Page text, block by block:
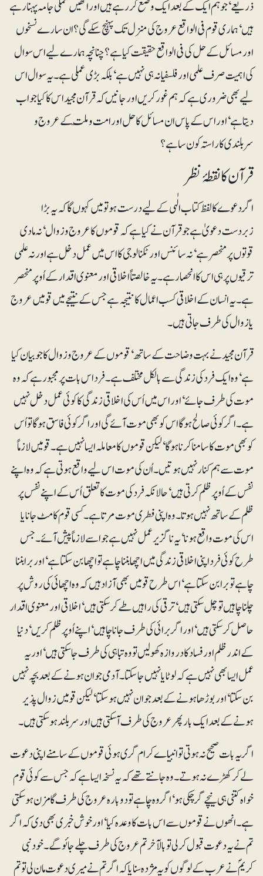
ذریعے‘ جو ہم ایک کے بعد ایک وضع کررہے ہیں اور انھیں عملی جامہ پہنا رہے
ہیں‘ ہماری قوم فی الواقع عروج کی منزل تک پہنچ سکے گی؟ ان سارے نسخوں
اور مسائل کے حل کی فی الواقع حقیقت کیا ہے؟ چنانچہ ہمارے لیے اس سوال
کی اہمیت صرف علمی اور فلسفیانہ ہی نہیں ہے‘ بلکہ بڑی عملی ہے۔ یہ سوال اس
لیے بھی ضروری ہے کہ ہم غور کریں اور جانیں کہ قرآن مجید اس کا کیا جواب
دیتا ہے‘ اوراس کے پاس ان مسائل کا حل اور امت و ملّت کے عروج و
سربلندی کا راستہ کون سا ہے؟
قرآن کا نقطۂ نظر
اگر دعوے کا لفظ کتاب الٰہی کے لیے درست ہو تو میں کہوں گا کہ یہ بڑا
زبردست دعویٰ ہے جو قرآن نے کیا ہے کہ قوموں کا عروج و زوال‘ نہ مادی
قوتوں پر منحصر ہے‘ نہ سائنس اور ٹکنالوجی کا اس میں عمل دخل ہے اور نہ علمی
ترقیوں پر ہی اس کا انحصار ہے۔ یہ خالصتاً اخلاقی اور معنوی اقدار کے اُوپر منحصر
ہے۔ یہ انسان کے اخلاقی کسب اعمال کا نتیجہ ہے جس کے نتیجے میں قومیں عروج
یا زوال کی طرف جاتی ہیں۔
قرآن مجید نے بہت وضاحت کے ساتھ‘ قوموں کے عروج و زوال کا جو بیان کیا
ہے‘ وہ ایک فرد کی زندگی سے بالکل مختلف ہے۔ فرد اس بات پر مجبور ہے کہ وہ
موت کی طرف جائے‘ اور اس میں اُس کی اخلاقی زندگی کا کوئی عمل دخل نہیں
ہے۔ اگر کوئی صالح ہوگا اس کو بھی موت آئے گی اور اگر کوئی فاسق ہوگا تو اُس
کو بھی موت کا سامنا کرنا ہوگا‘ لیکن قوموں کا معاملہ ایسا نہیں ہے۔ قومیں لازماً
موت سے ہم کنار نہیں ہوتیں۔ اُن کی موت اس لیے واقع ہوتی ہے کہ وہ اپنے
نفس کے اُوپر ظلم کرتی ہیں‘ حالانکہ فرد کی موت کا تعلق اُس کے اپنے نفس پر
ظلم کے ساتھ نہیں ہوتا۔ وہ اپنی فطری موت مرتا ہے۔ کسی قوم کا مٹ جانا یا
اس کی موت واقع ہونا‘ یہ ناگزیر عمل نہیں ہے جو اسے لازماً پیش آئے۔ جس
طرح کوئی فرد اپنی اخلاقی زندگی میں اچھا بننا چاہے تو اچھا بن سکتا ہے‘ اور برا بننا
چاہے تو برا بن سکتا ہے ‘ اس طرح قومیں بھی آزاد ہیں کہ وہ اچھائی کی روش پر
چلنا چاہیں تو چل سکتی ہیں‘ ترقی کی راہیں طے کر سکتی ہیں‘ اخلاقی اور معنوی اقدار
حاصل کر سکتی ہیں‘ اور اگر برائی کی طرف جانا چاہیں‘ اپنے اُوپر ظلم کریں‘ دنیا
کے اندر ظلم اور فساد کا دروازہ کھولیں تو وہ تباہی کی طرف جاسکتی ہیں‘ اور یہ
عمل ایسا بھی نہیں ہے کہ لوٹایا نہیں جا سکتا۔ آدمی جوان ہونے کے بعد بچہ نہیں
بن سکتا‘ اور بوڑھا ہونے کے بعد جوان نہیں ہو سکتا‘ لیکن قومیں زوال پذیر
ہونے کے بعد ایک بار پھر عروج کی طرف آسکتی ہیں اور سربلند ہو سکتی ہیں۔
اگر یہ بات صحیح نہ ہوتی تو انبیاے کرام گری ہوئی قوموں کے سامنے اپنی دعوت
لے کر کھڑے نہ ہوتے۔ وہ جانتے تھے کہ یہ نسخہ ایسا ہے کہ جس سے کوئی قوم
خواہ کتنی ہی نیچے گر چکی ہو‘ اگر وہ چاہے تو دوبارہ عروج کی طرف گامزن ہو سکتی
ہے۔ انھوں نے قوموں سے اس بات کا وعدہ کیا‘ اور خوش خبری بھی دی کہ اگر
تم نے یہ دعوت قبول کر لی تو بالآخر تم عروج کی طرف چلے جائو گے۔ خود نبی
کریم ؐ نے عرب کے لوگوں کو یہ مژدہ سنایا کہ اگر تم نے میری دعوت مان لی تو تم